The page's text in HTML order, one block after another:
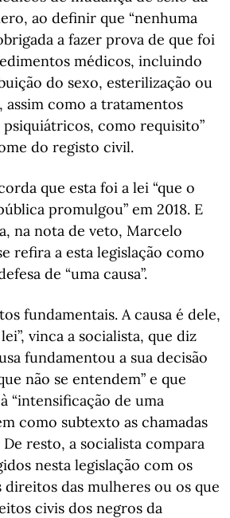
ao definir que “nenhuma
a fazer prova de que foi
médicos, incluindo
do sexo, esterilização ou
como a tratamentos
como requisito”
do registo civil.
que esta foi a lei “que o
promulgou” em 2018. E
na nota de veto, Marcelo
refira a esta legislação como
de “uma causa”.
fundamentais. A causa é dele,
vinca a socialista, que diz
fundamentou a sua decisão
não se entendem” e que
“intensificação de uma
como subtexto as chamadas
resto, a socialista compara
nesta legislação com os
direitos das mulheres ou os que
civis dos negros da